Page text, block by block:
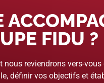
FIDU ?
nous reviendrons vers-vous
définir vos objectifs et